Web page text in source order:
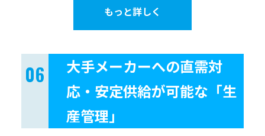
もっと詳しく
大手メーカーへの直需対
応・安定供給が可能な「生
産管理」